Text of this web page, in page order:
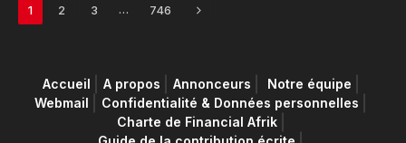
1 2 3 … 746 Next
Accueil A propos Annonceurs
Notre équipe
Webmail
Confidentialité & Données personnelles
Charte de Financial Afrik